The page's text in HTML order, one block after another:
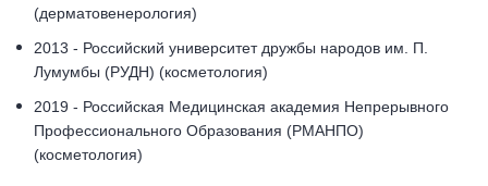
(дерматовенерология)
2013 - Российский университет дружбы народов им. П.
Лумумбы (РУДН) (косметология)
2019 - Российская Медицинская академия Непрерывного
Профессионального Образования (РМАНПО)
(косметология)